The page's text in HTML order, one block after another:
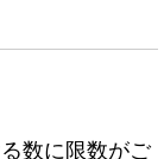
数に限数がご